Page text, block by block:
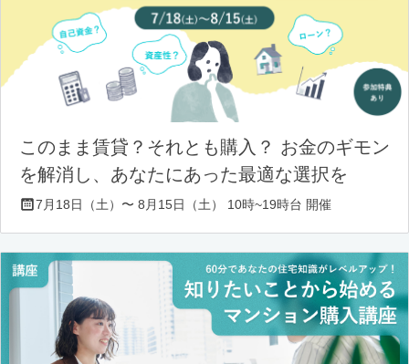
このまま賃貸？それとも購入？ お金のギモン
を解消し、あなたにあった最適な選択を
7月18日（土）〜 8月15日（土） 10時~19時台 開催